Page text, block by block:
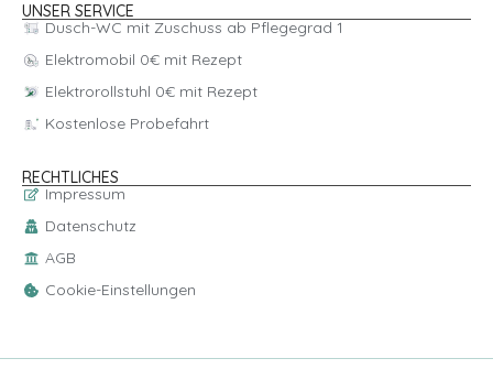
UNSER SERVICE
Dusch-WC mit Zuschuss ab Pflegegrad 1
Elektromobil 0€ mit Rezept
Elektrorollstuhl 0€ mit Rezept
Kostenlose Probefahrt
RECHTLICHES
Impressum
Datenschutz
AGB
Cookie-Einstellungen